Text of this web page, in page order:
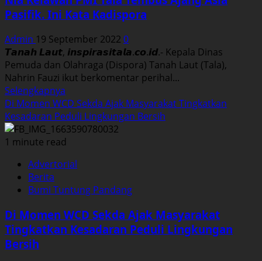
Ustadz-
Ustadzah.
Apa?
Pasifik. Ini Kata Kadispora
Admin 19 September 2022 0
𝙏𝙖𝙣𝙖𝙝 𝙇𝙖𝙪𝙩, 𝙞𝙣𝙨𝙥𝙞𝙧𝙖𝙨𝙞𝙩𝙖𝙡𝙖.𝙘𝙤.𝙞𝙙.- Kepala Dinas
Pemuda dan Olahraga (Dispora) Tanah Laut (Tala),
Nahrin Fauzi ikut berkomentar perihal...
Selengkapnya
more
about
Nia
Relawan
Tala
Ajang
Pasifik.
Ini
Di Momen WCD Sekda Ajak Masyarakat Tingkatkan
Kesadaran Peduli Lingkungan Bersih
1 minute read
Advertorial
Berita
Bumi Tuntung Pandang
Di Momen WCD Sekda Ajak Masyarakat
Tingkatkan Kesadaran Peduli Lingkungan
Bersih